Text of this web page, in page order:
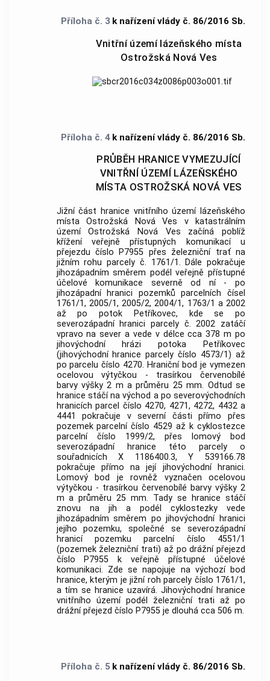
Příloha č. 3 k nařízení vlády č. 86/2016 Sb.
Vnitřní území lázeňského místa
Ostrožská Nová Ves
Příloha č. 4 k nařízení vlády č. 86/2016 Sb.
PRŮBĚH HRANICE VYMEZUJÍCÍ
VNITŘNÍ ÚZEMÍ LÁZEŇSKÉHO
MÍSTA OSTROŽSKÁ NOVÁ VES
Jižní část hranice vnitřního území lázeňského
místaOstrožská Nová Ves v
katastrálním
územíOstrožská Nová Ves začíná poblíž
křížení veřejně přístupných komunikací u
přejezdu číslo P7955 přes železniční trať na
jižním rohu parcely č. 1761/1. Dále pokračuje
jihozápadním směrem podél veřejně přístupné
účelové komunikace severně od ní - po
jihozápadní hranici pozemků parcelních čísel
1761/1, 2005/1, 2005/2, 2004/1, 1763/1 a 2002
až po potok Petříkovec, kde se po
severozápadní hranici parcely č. 2002 zatáčí
vpravo na sever a vede v délce cca 378 m po
jihovýchodní hrázi potoka Petříkovec
(jihovýchodní hranice parcely číslo 4573/1) až
po parcelu číslo 4270. Hraniční bod je vymezen
ocelovou výtyčkou - trasírkou červenobílé
barvy výšky 2 m a průměru 25 mm. Odtud se
hranice stáčí na východ a po severovýchodních
hranicích parcel číslo 4270, 4271, 4272, 4432 a
4441 pokračuje v severní části přímo přes
pozemek parcelní číslo 4529 až k cyklostezce
parcelní číslo 1999/2, přes lomový bod
severozápadní hranice této parcely o
souřadnicích X 1186400.3, Y 539166.78
pokračuje přímo na její jihovýchodní hranici.
Lomový bod je rovněž vyznačen ocelovou
výtyčkou - trasírkou červenobílé barvy výšky 2
m a průměru 25 mm. Tady se hranice stáčí
znovu na jih a podél cyklostezky vede
jihozápadním směrem po jihovýchodní hranici
jejího pozemku, společné se severozápadní
hranicí pozemku parcelní číslo 4551/1
(pozemek železniční trati) až po drážní přejezd
číslo P7955 k veřejně přístupné účelové
komunikaci. Zde se napojuje na výchozí bod
hranice, kterým je jižní roh parcely číslo 1761/1,
a tím se hranice uzavírá. Jihovýchodní hranice
vnitřního území podél železniční trati až po
drážní přejezd číslo P7955 je dlouhá cca 506 m.
Příloha č. 5 k nařízení vlády č. 86/2016 Sb.